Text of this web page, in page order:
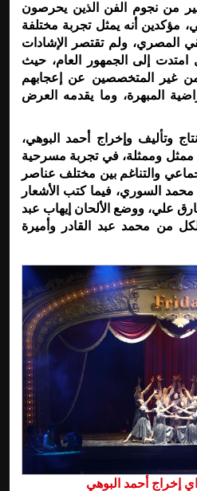
من نجوم الفن الذين يحرصون
مؤكدين أنه يمثل تجربة مختلفة
المصري، ولم تقتصر الإشادات
إلى الجمهور العام، حيث
غير المتخصصين عن إعجابهم
المبهرة، وما يقدمه العرض
وتأليف وإخراج أحمد البوهي،
ويضم العرض أكثر من 200 ممثل وممثلة، في تجربة مسرحية
والتناغم بين مختلف عناصر
السوري، فيما كتب الأشعار
علي، ووضع الألحان إيهاب عبد
من محمد عبد القادر وأميرة
إخراج أحمد البوهي